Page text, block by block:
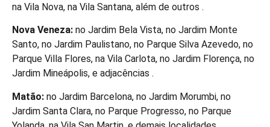
na Vila Nova, na Vila Santana, além de outros .
Nova Veneza: no Jardim Bela Vista, no Jardim Monte
Santo, no Jardim Paulistano, no Parque Silva Azevedo, no
Parque Villa Flores, na Vila Carlota, no Jardim Florença, no
Jardim Mineápolis, e adjacências .
Matão: no Jardim Barcelona, no Jardim Morumbi, no
Jardim Santa Clara, no Parque Progresso, no Parque